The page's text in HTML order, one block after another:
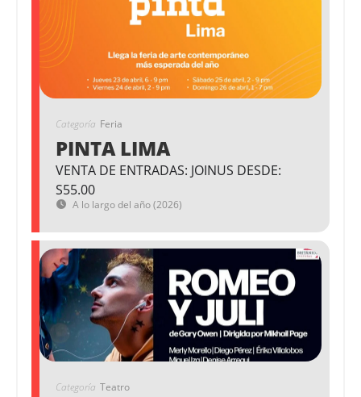
Categoría Feria
PINTA LIMA
VENTA DE ENTRADAS: JOINUS DESDE:
S55.00
A lo largo del año (2026)
Categoría Teatro